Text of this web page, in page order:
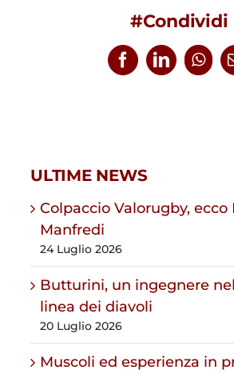
#Condividi
FacebookLinkedIn
ULTIME NEWS
Colpaccio Valorugby, ecco
Manfredi
24 Luglio 2026
Butturini, un ingegnere
linea dei diavoli
20 Luglio 2026
Muscoli ed esperienza in